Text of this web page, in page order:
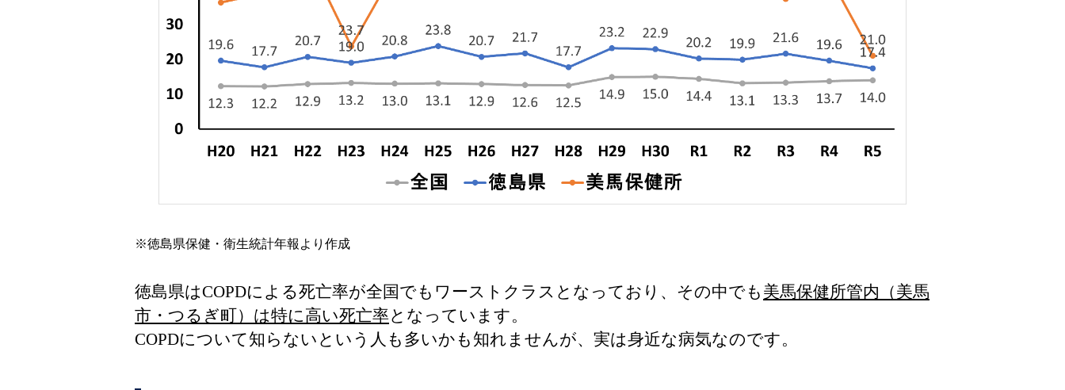
※徳島県保健・衛生統計年報より作成
徳島県はCOPDによる死亡率が全国でもワーストクラスとなっており、その中でも 美馬保健所管内（美馬
市・つるぎ町）は特に高い死亡率となっています。
COPDについて知らないという人も多いかも知れませんが、実は身近な病気なのです。